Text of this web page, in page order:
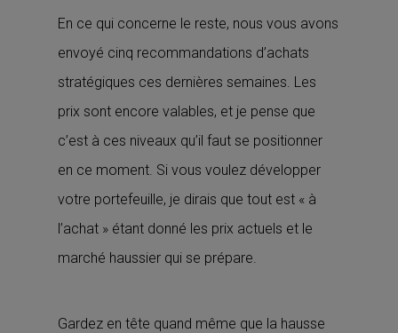
En ce qui concerne le reste, nous vous avons
envoyé cinq recommandations d’achats
stratégiques ces dernières semaines. Les
prix sont encore valables, et je pense que
c’est à ces niveaux qu’il faut se positionner
en ce moment. Si vous voulez développer
votre portefeuille, je dirais que tout est « à
l’achat » étant donné les prix actuels et le
marché haussier qui se prépare.
Gardez en tête quand même que la hausse